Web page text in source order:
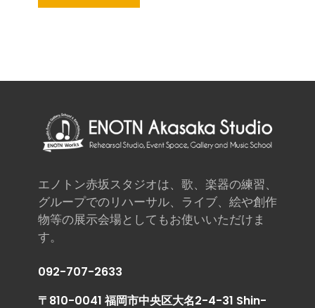
エノトン赤坂スタジオは、歌、楽器の練習、
グループでのリハーサル、ライブ、絵や創作
物等の展示会場としてもお使いいただけま
す。
092-707-2633
〒810-0041 福岡市中央区大名2-4-31 Shin-